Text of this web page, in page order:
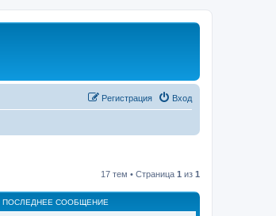
Вход
Регистрация
17 тем • Страница 1 из 1
ПОСЛЕДНЕЕ СООБЩЕНИЕ